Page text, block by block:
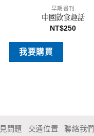
早期書刊
中國飲食趣話
NT$250
我要購買
問題 交通位置 聯絡我們